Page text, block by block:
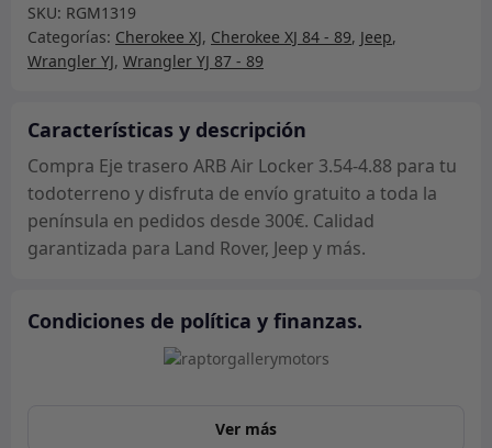
Air
Locker
3.54-
Jeep
cantidad
SKU: RGM1319
Categorías: Cherokee XJ, Cherokee XJ 84 - 89, Jeep,
Wrangler YJ, Wrangler YJ 87 - 89
Características y descripción
Compra Eje trasero ARB Air Locker 3.54-4.88 para tu
todoterreno y disfruta de envío gratuito a toda la
península en pedidos desde 300€. Calidad
garantizada para Land Rover, Jeep y más.
Condiciones de política y finanzas.
Ver más